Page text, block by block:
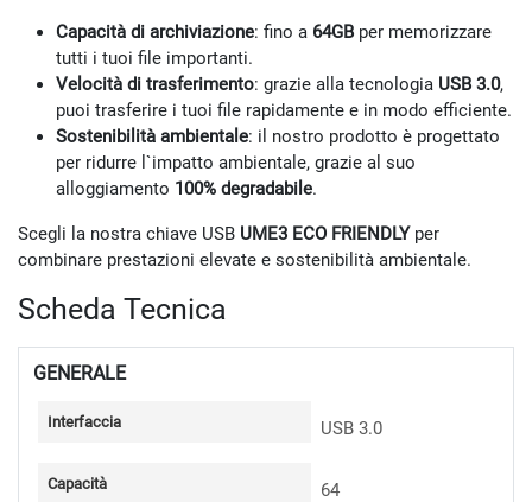
Capacità di archiviazione: fino a 64GB per memorizzare
tutti i tuoi file importanti.
Velocità di trasferimento: grazie alla tecnologia USB 3.0,
puoi trasferire i tuoi file rapidamente e in modo efficiente.
Sostenibilità ambientale: il nostro prodotto è progettato
per ridurre l`impatto ambientale, grazie al suo
alloggiamento 100% degradabile.
Scegli la nostra chiave USB UME3 ECO FRIENDLYper
combinare prestazioni elevate e sostenibilità ambientale.
Scheda Tecnica
GENERALE
Interfaccia USB 3.0
Capacità 64